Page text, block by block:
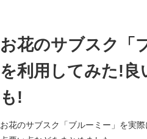
お花のサブスク「
を利用してみた!良
も!
お花のサブスク「ブルーミー」を実